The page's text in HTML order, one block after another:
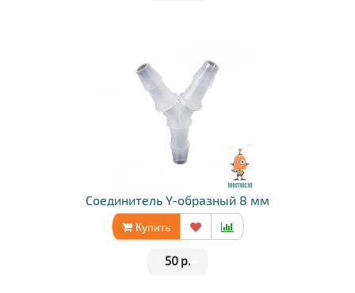
Соединитель Y-образный 8 мм
Купить
50 р.